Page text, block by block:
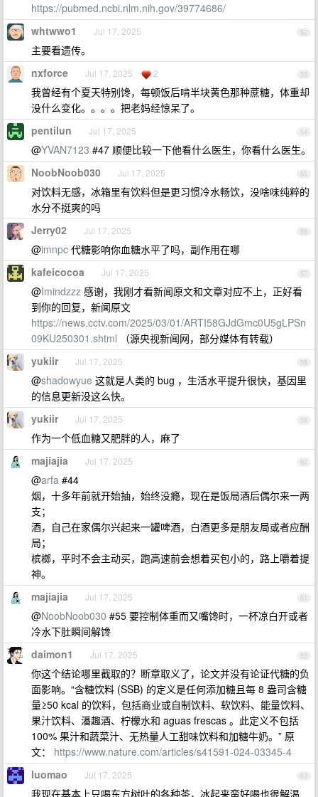
https://pubmed.ncbi.nlm.nih.gov/39774686/
52
whtwwo1 Jul 17, 2025
主要看遗传。
53
nxforce Jul 17, 2025 2
我曾经有个夏天特别馋，每顿饭后啃半块黄色那种蔗糖，体重却
没什么变化。。。。把老妈经惊呆了。
54
pentilun Jul 17, 2025
@YVAN7123 #47 顺便比较一下他看什么医生，你看什么医生。
55
NoobNoob030 Jul 17, 2025
对饮料无感，冰箱里有饮料但是更习惯冷水畅饮，没啥味纯粹的
水分不挺爽的吗
56
Jerry02 Jul 17, 2025
@imnpc 代糖影响你血糖水平了吗，副作用在哪
57
kafeicocoa Jul 17, 2025
@Imindzzz 感谢，我刚才看新闻原文和文章对应不上，正好看
到你的回复，新闻原文
https://news.cctv.com/2025/03/01/ARTI58GJdGmc0U5gLPSn
09KU250301.shtml （源央视新闻网，部分媒体有转载）
58
yukiir Jul 17, 2025
@shadowyue 这就是人类的 bug ，生活水平提升很快，基因里
的信息更新没这么快。
59
yukiir Jul 17, 2025
作为一个低血糖又肥胖的人，麻了
60
majiajia Jul 17, 2025
@arfa #44
烟，十多年前就开始抽，始终没瘾，现在是饭局酒后偶尔来一两
支；
酒，自己在家偶尔兴起来一罐啤酒，白酒更多是朋友局或者应酬
局；
槟榔，平时不会主动买，跑高速前会想着买包小的，路上嚼着提
神。
61
majiajia Jul 17, 2025
@NoobNoob030 #55 要控制体重而又嘴馋时，一杯凉白开或者
冷水下肚瞬间解馋
62
daimon1 Jul 17, 2025
你这个结论哪里截取的？断章取义了，论文并没有论证代糖的负
面影响。“含糖饮料 (SSB) 的定义是任何添加糖且每 8 盎司含糖
量≥50 kcal 的饮料，包括商业或自制饮料、软饮料、能量饮料、
果汁饮料、潘趣酒、柠檬水和 aguas frescas 。此定义不包括
100% 果汁和蔬菜汁、无热量人工甜味饮料和加糖牛奶。” 原
文： https://www.nature.com/articles/s41591-024-03345-4
63
luomao Jul 17, 2025
我现在基本上只喝东方树叶的各种茶，冰起来蛮好喝也很解渴